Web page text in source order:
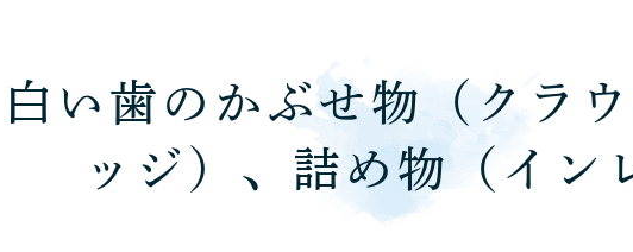
白い歯のかぶせ物（クラ
ッジ）、詰め物（イン